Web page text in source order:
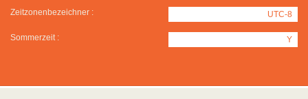
Zeitzonenbezeichner : UTC-8
Sommerzeit : Y